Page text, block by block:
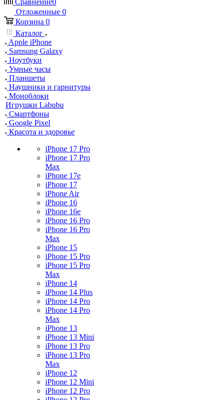
Сравнение0
Отложенные 0
Корзина 0
Каталог
Apple iPhone
Samsung Galaxy
Ноутбуки
Умные часы
Планшеты
Наушники и гарнитуры
Моноблоки
Игрушки Labubu
Смартфоны
Google Pixel
Красота и здоровье
iPhone 17 Pro
iPhone 17 Pro
Max
iPhone 17e
iPhone 17
iPhone Air
iPhone 16
iPhone 16e
iPhone 16 Pro
iPhone 16 Pro
Max
iPhone 15
iPhone 15 Pro
iPhone 15 Pro
Max
iPhone 14
iPhone 14 Plus
iPhone 14 Pro
iPhone 14 Pro
Max
iPhone 13
iPhone 13 Mini
iPhone 13 Pro
iPhone 13 Pro
Max
iPhone 12
iPhone 12 Mini
iPhone 12 Pro